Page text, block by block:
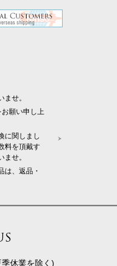
ませ。
お願い申し上
に関しまし
料を頂戴す
せ。
は、返品・
休業を除く)